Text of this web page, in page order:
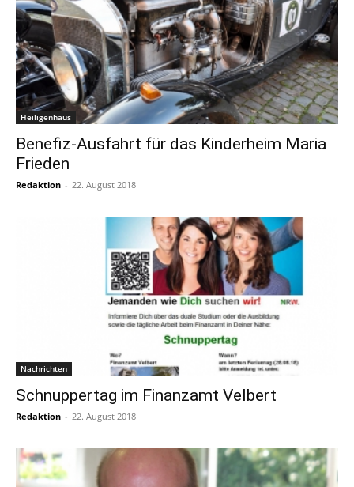
Heiligenhaus
Benefiz-Ausfahrt für das Kinderheim Maria
Frieden
Redaktion - 22. August 2018
Nachrichten
Schnuppertag im Finanzamt Velbert
Redaktion - 22. August 2018